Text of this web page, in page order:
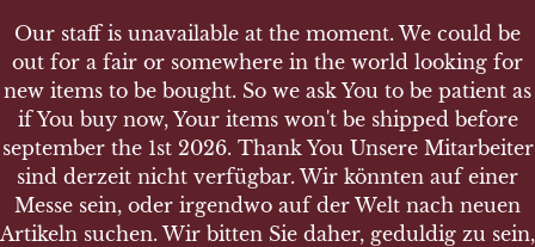
SHOP
ITALIAN CARABINIERI SUMMER BLUE SHIRT -
SURPLUS
Our staff is unavailable at the moment. We could be
out for a fair or somewhere in the world looking for
new items to be bought. So we ask You to be patient as
if You buy now, Your items won't be shipped before
september the 1st 2026. Thank You Unsere Mitarbeiter
sind derzeit nicht verfügbar. Wir könnten auf einer
Messe sein, oder irgendwo auf der Welt nach neuen
Artikeln suchen. Wir bitten Sie daher, geduldig zu sein,
Our staff is unavailable at the moment. We could be
out for a fair or somewhere in the world looking for
new items to be bought. So we ask You to be patient as
if You buy now, Your items won't be shipped before
september the 1st 2026. Thank You Unsere Mitarbeiter
sind derzeit nicht verfügbar. Wir könnten auf einer
Messe sein, oder irgendwo auf der Welt nach neuen
Artikeln suchen. Wir bitten Sie daher, geduldig zu sein,